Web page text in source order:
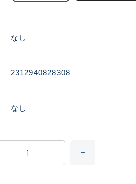
なし
2312940828308
なし